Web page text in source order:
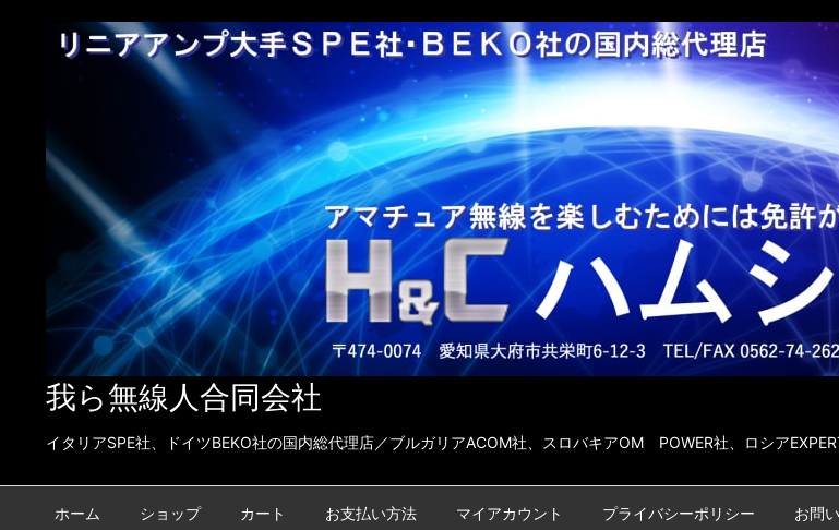
我ら無線人合同会社
イタリアSPE社、ドイツBEKO社の国内総代理店／ブルガリアACOM社、スロバキアOM POWER社、ロシア
ホーム ショップ カート お支払い方法 マイアカウント プライバシーポリシー お問